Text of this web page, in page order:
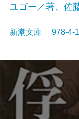
ユゴー／著、佐
新潮文庫 978-4-